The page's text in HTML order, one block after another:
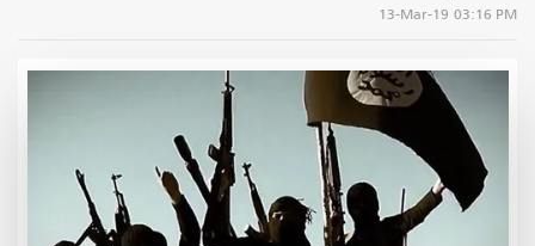
13-Mar-19 03:16 PM